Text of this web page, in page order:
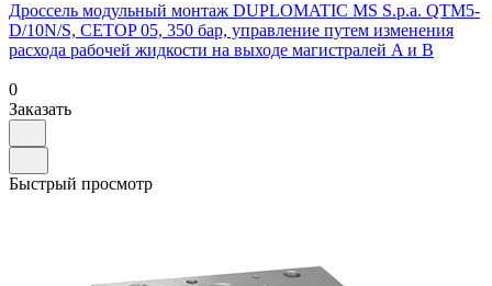
Дроссель модульный монтаж DUPLOMATIC MS S.p.a. QTM5-
D/10N/S, CETOP 05, 350 бар, управление путем изменения
расхода рабочей жидкости на выходе магистралей A и B
0
Заказать
Быстрый просмотр